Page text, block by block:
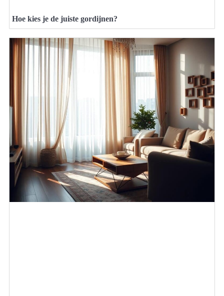
Hoe kies je de juiste gordijnen?